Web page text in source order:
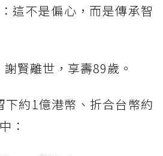
這不是偏心，而是傳承智
賢離世，享壽89歲。
下約1億港幣、折合台幣約
：